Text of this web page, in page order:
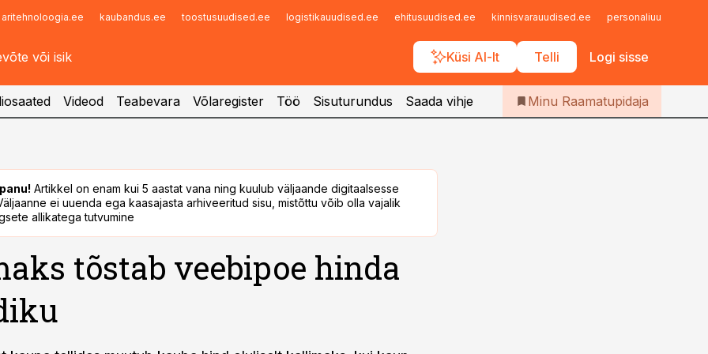
aritehnoloogia.ee kaubandus.ee toostusuudised.ee logistikauudised.ee ehitusuudised.ee kinnisvarauudised.ee personaliuudised.ee
Küsi AI-lt Telli Logi sisse
Infopank
Iseteenindus
Telli Raamatupidaja
Videod Teabevara Võlaregister Töö Sisuturundus Saada vihje Minu Raamatupidaja
Artikkel on enam kui 5 aastat vana ning kuulub väljaande digitaalsesse
ei uuenda ega kaasajasta arhiveeritud sisu, mistõttu võib olla vajalik
allikatega tutvumine
tõstab veebipoe hinda